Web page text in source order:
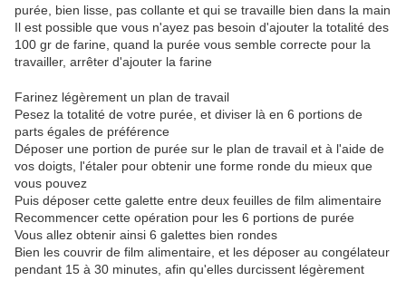
purée, bien lisse, pas collante et qui se travaille bien dans la main
Il est possible que vous n'ayez pas besoin d'ajouter la totalité des
100 gr de farine, quand la purée vous semble correcte pour la
travailler, arrêter d'ajouter la farine
Farinez légèrement un plan de travail
Pesez la totalité de votre purée, et diviser là en 6 portions de
parts égales de préférence
Déposer une portion de purée sur le plan de travail et à l'aide de
vos doigts, l'étaler pour obtenir une forme ronde du mieux que
vous pouvez
Puis déposer cette galette entre deux feuilles de film alimentaire
Recommencer cette opération pour les 6 portions de purée
Vous allez obtenir ainsi 6 galettes bien rondes
Bien les couvrir de film alimentaire, et les déposer au congélateur
pendant 15 à 30 minutes, afin qu'elles durcissent légèrement